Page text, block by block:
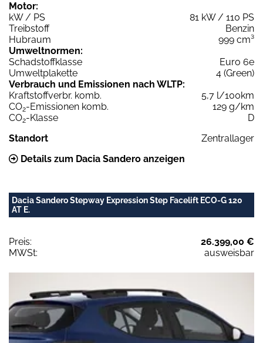
Motor:
kW / PS
81 kW / 110 PS
Treibstoff
Benzin
Hubraum
999 cm³
Umweltnormen:
Schadstoffklasse
Euro 6e
Umweltplakette
4 (Green)
Verbrauch und Emissionen nach WLTP:
Kraftstoffverbr. komb.
5,7 l/100km
CO2-Emissionen komb.
129 g/km
CO2-Klasse
D
Standort
Zentrallager
Details zum Dacia Sandero anzeigen
Dacia Sandero Stepway Expression Step Facelift ECO-G 120
AT E.
Preis:
26.399,00 €
MWSt:
ausweisbar